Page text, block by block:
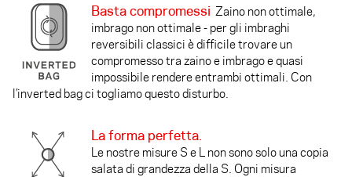
Basta compromessi Zaino non ottimale,
imbrago non ottimale - per gli imbraghi
reversibili classici è difficile trovare un
compromesso tra zaino e imbrago e quasi
impossibile rendere entrambi ottimali. Con
l’inverted bag ci togliamo questo disturbo.
La forma perfetta.
Le nostre misure S e L non sono solo una copia
salata di grandezza della S. Ogni misura